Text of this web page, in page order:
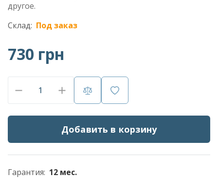
другое.
Склад: Под заказ
730 грн
Добавить в корзину
Гарантия: 12 мес.